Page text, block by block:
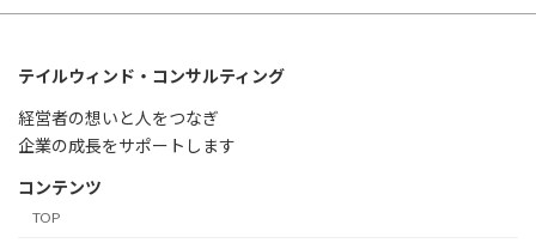
テイルウィンド・コンサルティング
経営者の想いと人をつなぎ
企業の成長をサポートします
コンテンツ
TOP